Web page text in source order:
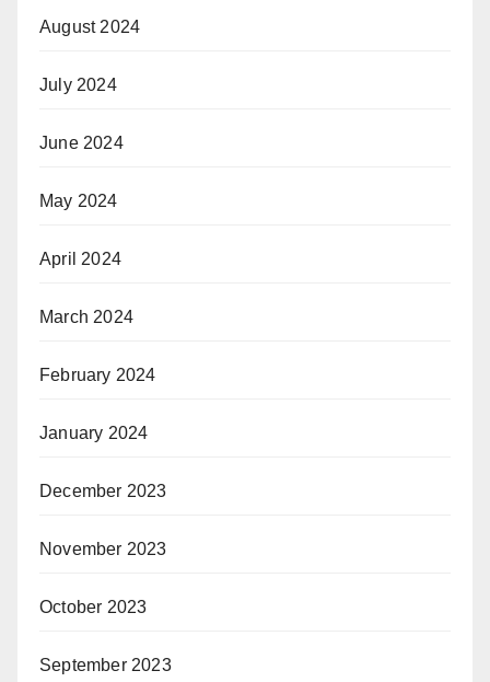
August 2024
July 2024
June 2024
May 2024
April 2024
March 2024
February 2024
January 2024
December 2023
November 2023
October 2023
September 2023